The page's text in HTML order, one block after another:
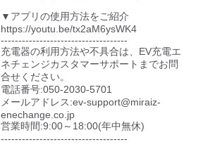
▼アプリの使用方法をご紹介
https://youtu.be/tx2aM6ysWK4
------------------------------------
充電器の利用方法や不具合は、EV充電エ
ネチェンジカスタマーサポートまでお問
合せください。
電話番号:050-2030-5701
メールアドレス:ev-support@miraiz-
enechange.co.jp
営業時間:9:00～18:00(年中無休)
------------------------------------